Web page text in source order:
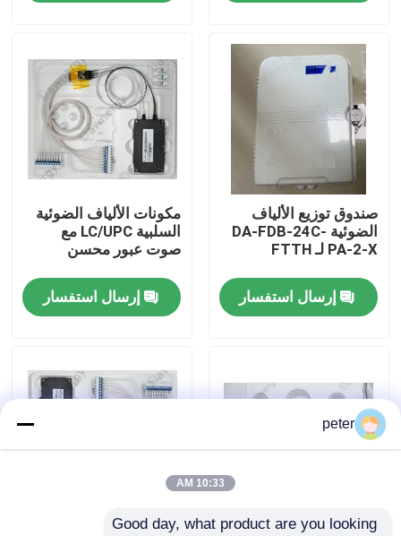
منتجات
أشرطة فيديو
معلومات عنا
جولة في المعمل
مراقبة الجودة
أخبار
اطلب اقتباس
صندوق توزيع الألياف
الضوئية DA-FDB-24C-
PA-2-X لـ FTTH
إرسال استفسار
مكونات الألياف الضوئية
السلبية LC/UPC مع
صوت عبور محسن
إرسال استفسار
40CH G652D 0 ~ المكونات السلبية للألياف
peter
10:33 AM
Good day, what product are you looking